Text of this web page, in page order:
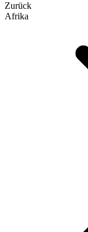
Zurück
Afrika